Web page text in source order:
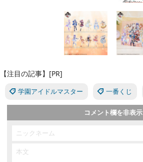
【注目の記事】[PR]
学園アイドルマスター 一番くじ
コメント欄を非表示